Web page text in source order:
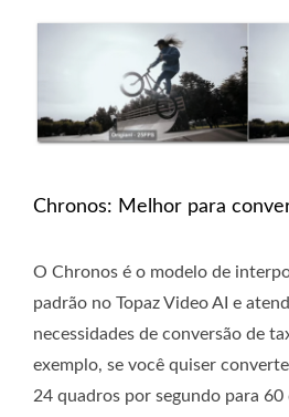
Chronos: Melhor para
O Chronos é o modelo de
padrão no Topaz Video AI e
necessidades de conversão de
exemplo, se você quiser
24 quadros por segundo para